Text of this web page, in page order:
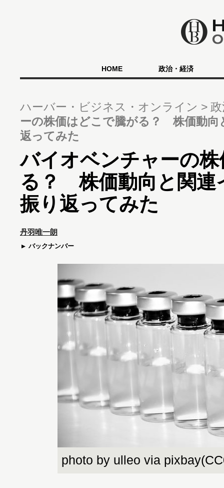
HOME 政治・経済
ハーバー・ビジネス・オンライン
ーの株価はどこで騰がる？ 株価動向
返ってみた
バイオベンチャーの
る？ 株価動向と関連
振り返ってみた
丹羽唯一朗
バックナンバー
photo by ulleo via